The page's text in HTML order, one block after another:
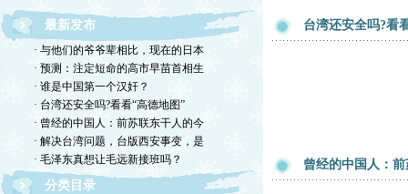
最新发布
· 与他们的爷爷辈相比，现在的日本
· 预测：注定短命的高市早苗首相生
· 谁是中国第一个汉奸？
· 台湾还安全吗?看看“高德地图”
· 曾经的中国人：前苏联东干人的今
· 解决台湾问题，台版西安事变，是
· 毛泽东真想让毛远新接班吗？
分类目录
台湾还安全吗?看
曾经的中国人：